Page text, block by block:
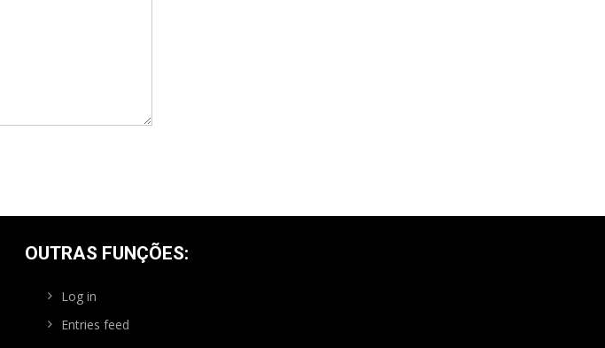
OUTRAS FUNÇÕES:
Log in
Entries feed